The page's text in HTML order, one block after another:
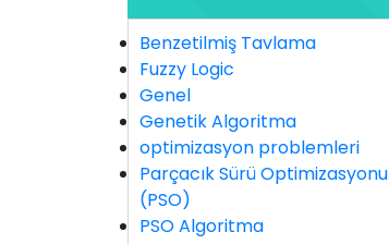
Benzetilmiş Tavlama
Fuzzy Logic
Genel
Genetik Algoritma
optimizasyon problemleri
Parçacık Sürü Optimizasyonu
(PSO)
PSO Algoritma